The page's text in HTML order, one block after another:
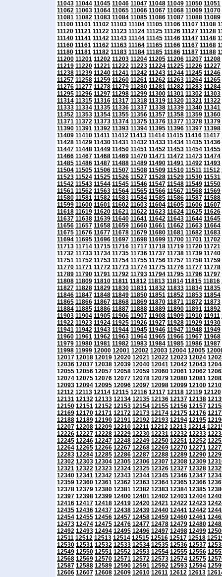
11043 11044 11045 11046 11047 11048 11049 11050 11051
11062 11063 11064 11065 11066 11067 11068 11069 11070
11081 11082 11083 11084 11085 11086 11087 11088 11089
11100 11101 11102 11103 11104 11105 11106 11107 11108
11120 11121 11122 11123 11124 11125 11126 11127 11128
11140 11141 11142 11143 11144 11145 11146 11147 11148
11160 11161 11162 11163 11164 11165 11166 11167 11168
11180 11181 11182 11183 11184 11185 11186 11187 11188
11200 11201 11202 11203 11204 11205 11206 11207 11208
11219 11220 11221 11222 11223 11224 11225 11226 11227
11238 11239 11240 11241 11242 11243 11244 11245 11246
11257 11258 11259 11260 11261 11262 11263 11264 11265
11276 11277 11278 11279 11280 11281 11282 11283 11284
11295 11296 11297 11298 11299 11300 11301 11302 11303
11314 11315 11316 11317 11318 11319 11320 11321 11322
11333 11334 11335 11336 11337 11338 11339 11340 11341
11352 11353 11354 11355 11356 11357 11358 11359 11360
11371 11372 11373 11374 11375 11376 11377 11378 11379
11390 11391 11392 11393 11394 11395 11396 11397 11398
11409 11410 11411 11412 11413 11414 11415 11416 11417
11428 11429 11430 11431 11432 11433 11434 11435 11436
11447 11448 11449 11450 11451 11452 11453 11454 11455
11466 11467 11468 11469 11470 11471 11472 11473 11474
11485 11486 11487 11488 11489 11490 11491 11492 11493
11504 11505 11506 11507 11508 11509 11510 11511 11512
11523 11524 11525 11526 11527 11528 11529 11530 11531
11542 11543 11544 11545 11546 11547 11548 11549 11550
11561 11562 11563 11564 11565 11566 11567 11568 11569
11580 11581 11582 11583 11584 11585 11586 11587 11588
11599 11600 11601 11602 11603 11604 11605 11606 11607
11618 11619 11620 11621 11622 11623 11624 11625 11626
11637 11638 11639 11640 11641 11642 11643 11644 11645
11656 11657 11658 11659 11660 11661 11662 11663 11664
11675 11676 11677 11678 11679 11680 11681 11682 11683
11694 11695 11696 11697 11698 11699 11700 11701 11702
11713 11714 11715 11716 11717 11718 11719 11720 11721
11732 11733 11734 11735 11736 11737 11738 11739 11740
11751 11752 11753 11754 11755 11756 11757 11758 11759
11770 11771 11772 11773 11774 11775 11776 11777 11778
11789 11790 11791 11792 11793 11794 11795 11796 11797
11808 11809 11810 11811 11812 11813 11814 11815 11816
11827 11828 11829 11830 11831 11832 11833 11834 11835
11846 11847 11848 11849 11850 11851 11852 11853 11854
11865 11866 11867 11868 11869 11870 11871 11872 11873
11884 11885 11886 11887 11888 11889 11890 11891 11892
11903 11904 11905 11906 11907 11908 11909 11910 11911
11922 11923 11924 11925 11926 11927 11928 11929 11930
11941 11942 11943 11944 11945 11946 11947 11948 11949
11960 11961 11962 11963 11964 11965 11966 11967 11968
11979 11980 11981 11982 11983 11984 11985 11986 11987
11998 11999 12000 12001 12002 12003 12004 12005
12017 12018 12019 12020 12021 12022 12023 12024
12036 12037 12038 12039 12040 12041 12042 12043
12055 12056 12057 12058 12059 12060 12061 12062
12074 12075 12076 12077 12078 12079 12080 12081
12093 12094 12095 12096 12097 12098 12099 12100
12112 12113 12114 12115 12116 12117 12118 12119 12120
12131 12132 12133 12134 12135 12136 12137 12138
12150 12151 12152 12153 12154 12155 12156 12157
12169 12170 12171 12172 12173 12174 12175 12176
12188 12189 12190 12191 12192 12193 12194 12195
12207 12208 12209 12210 12211 12212 12213 12214
12226 12227 12228 12229 12230 12231 12232 12233
12245 12246 12247 12248 12249 12250 12251 12252
12264 12265 12266 12267 12268 12269 12270 12271
12283 12284 12285 12286 12287 12288 12289 12290
12302 12303 12304 12305 12306 12307 12308 12309
12321 12322 12323 12324 12325 12326 12327 12328
12340 12341 12342 12343 12344 12345 12346 12347
12359 12360 12361 12362 12363 12364 12365 12366
12378 12379 12380 12381 12382 12383 12384 12385
12397 12398 12399 12400 12401 12402 12403 12404
12416 12417 12418 12419 12420 12421 12422 12423
12435 12436 12437 12438 12439 12440 12441 12442
12454 12455 12456 12457 12458 12459 12460 12461
12473 12474 12475 12476 12477 12478 12479 12480
12492 12493 12494 12495 12496 12497 12498 12499
12511 12512 12513 12514 12515 12516 12517 12518
12530 12531 12532 12533 12534 12535 12536 12537
12549 12550 12551 12552 12553 12554 12555 12556
12568 12569 12570 12571 12572 12573 12574 12575
12587 12588 12589 12590 12591 12592 12593 12594
12606 12607 12608 12609 12610 12611 12612 12613